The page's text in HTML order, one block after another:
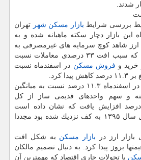
شدند.
بررسی شرایط بازار مسكن شهر تهران
این بازار دچار سكته ماهیانه شده و به
شاهد كوچ سرمایه های غیرمصرفی به
بازارهای طلا و ارز بودیم كه سبب افت ۳۳ درصدی معاملات نسبت
خرید و فروش مسكن در اسفندماه نسبت
در اسفندماه ۱۱.۳ درصد نسبت به میانگین
داشته و سهم واحدهای قدیمی ساز از كل
معاملات مجموعا ۵۵.۸ درصد افزایش یافت كه نشان داده است
كه از اوایل سال ۱۳۹۵ به كف نزدیك شده بود مجددا
بازار ارز در بازار مسكن به شكل افت
بروز پیدا كرد. به دنبال تصمیم مالكان
با تحولات جاری اقتصاد كه مهمترین آن